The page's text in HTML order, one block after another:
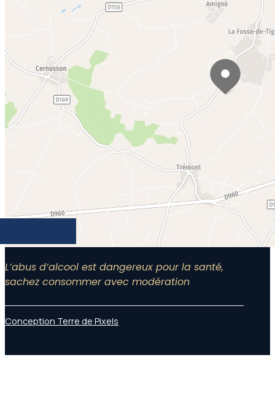
L’abus d’alcool est dangereux pour la santé,
sachez consommer avec modération
Conception Terre de Pixels